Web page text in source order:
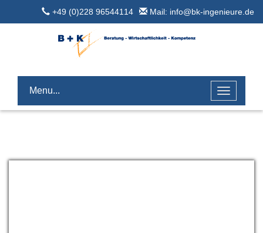
Mail: info@bk-ingenieure.de
+49 (0)228 96544114
Menu...
Toggle